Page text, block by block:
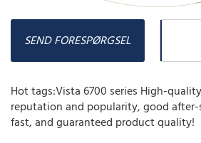
SEND FORESPØRGSEL
Hot tags:Vista 6700 series High-
reputation and popularity, good after-
fast, and guaranteed product quality!